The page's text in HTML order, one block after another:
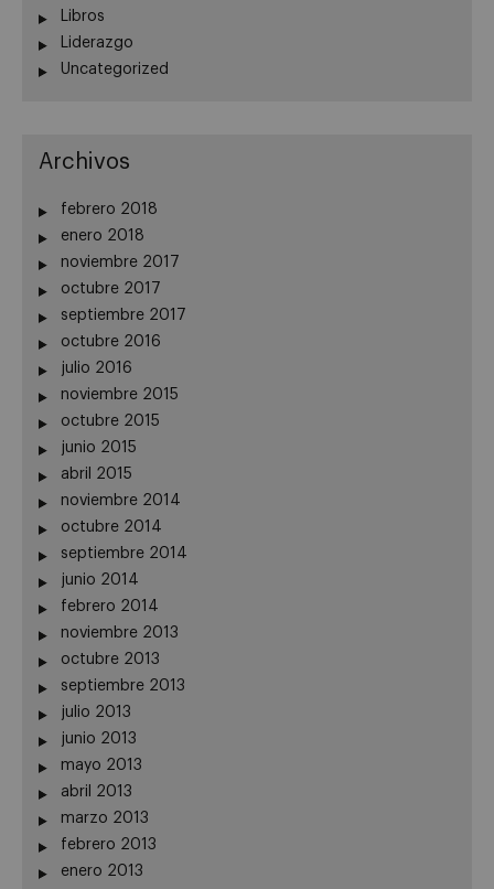
Libros
Liderazgo
Uncategorized
Archivos
febrero 2018
enero 2018
noviembre 2017
octubre 2017
septiembre 2017
octubre 2016
julio 2016
noviembre 2015
octubre 2015
junio 2015
abril 2015
noviembre 2014
octubre 2014
septiembre 2014
junio 2014
febrero 2014
noviembre 2013
octubre 2013
septiembre 2013
julio 2013
junio 2013
mayo 2013
abril 2013
marzo 2013
febrero 2013
enero 2013